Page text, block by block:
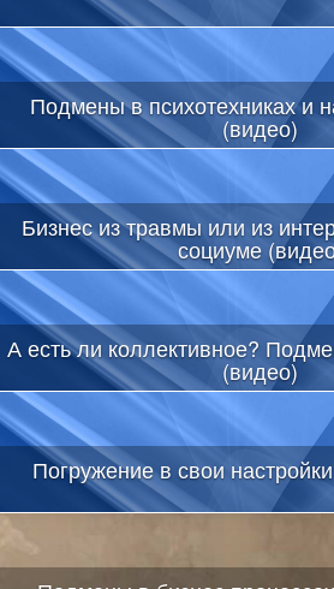
Подмены в психотехниках и
(видео)
Бизнес из травмы или из
социуме
А есть ли коллективное?
(видео)
Погружение в свои